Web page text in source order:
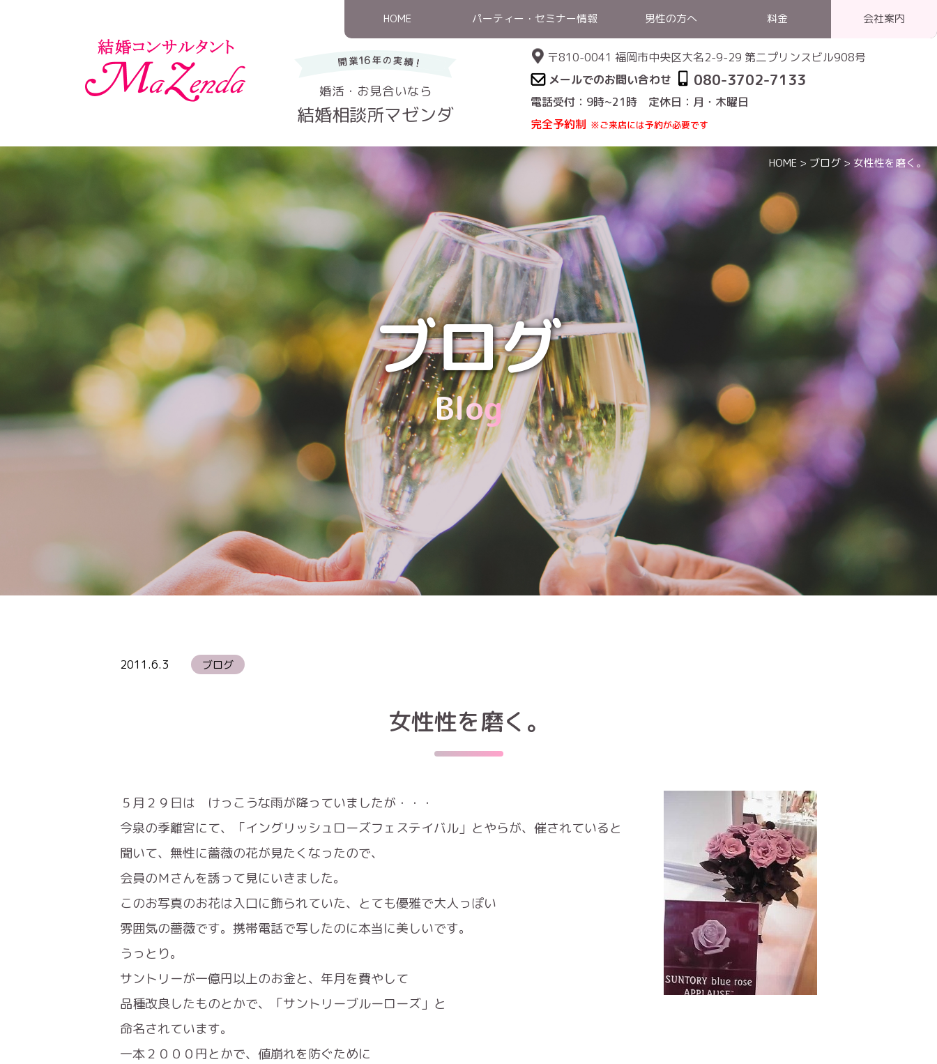
HOME パーティー・セミナー情報 男性の方へ 料金 会社案内
婚活・お見合いなら
結婚相談所マゼンダ
〒810-0041 福岡市中央区大名2-9-29 第二プリンスビル908号
メールでのお問い合わせ
080-3702-7133
電話受付：9時~21時 定休日：月・木曜日
完全予約制 ※ご来店には予約が必要です
ブログ
Blog
HOME > ブログ > 女性性を磨く。
2011.6.3 ブログ
女性性を磨く。
５月２９日は けっこうな雨が降っていましたが・・・
今泉の季離宮にて、「イングリッシュローズフェステイバル」とやらが、催されていると
聞いて、無性に薔薇の花が見たくなったので、
会員のＭさんを誘って見にいきました。
このお写真のお花は入口に飾られていた、とても優雅で大人っぽい
雰囲気の薔薇です。携帯電話で写したのに本当に美しいです。
うっとり。
サントリーが一億円以上のお金と、年月を費やして
品種改良したものとかで、「サントリーブルーローズ」と
命名されています。
一本２０００円とかで、値崩れを防ぐために